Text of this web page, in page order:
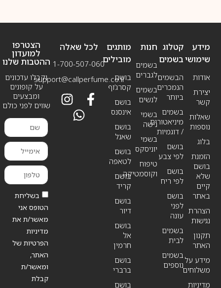
מידע
שימושי
אודות
יצירת
קשר
שאלות
נוספות
בלוג
הזמנת
בושם
שלא
קיים
באתר
הצהרת
נגישות
תקנון
האתר
מידע על
משלוחים
מדיניות
חנות
בשמים
לגברים
בשמים
לנשים
בשמי
נישה
בשמי
יוניסקס
טיפוח
וקוסמטיקה
קטלוג
בשמים
הבשמים
הנמכרים
ביותר
בשמים
מיניאטורים
/ דוגמיות
בושם
לפי צבע
בושם
לפי ריח
בושם
לפני
עונה
בשמים
לבית
בשמים
נוספים
מותגים
מובילים
בושם
קסרג’וף
בושם
אינסנס
בושם
שאנל
בושם
לטאפה
בושם
קריד
בושם
דיור
בושם
אל
חרמין
בושם
ברברי
בושם
לכל שאלה
1-700-507-060
support@callperfume.co.il
הצטרפו
למועדון
ההטבות שלנו
וקבלו עדכונים
על קופונים
ומבצעים
שווים לפני כולם
בשליחת
הטופס אני
מאשר/ת את
מדיניות
הפרטיות של
האתר,
ומאשר/ת
קבלת